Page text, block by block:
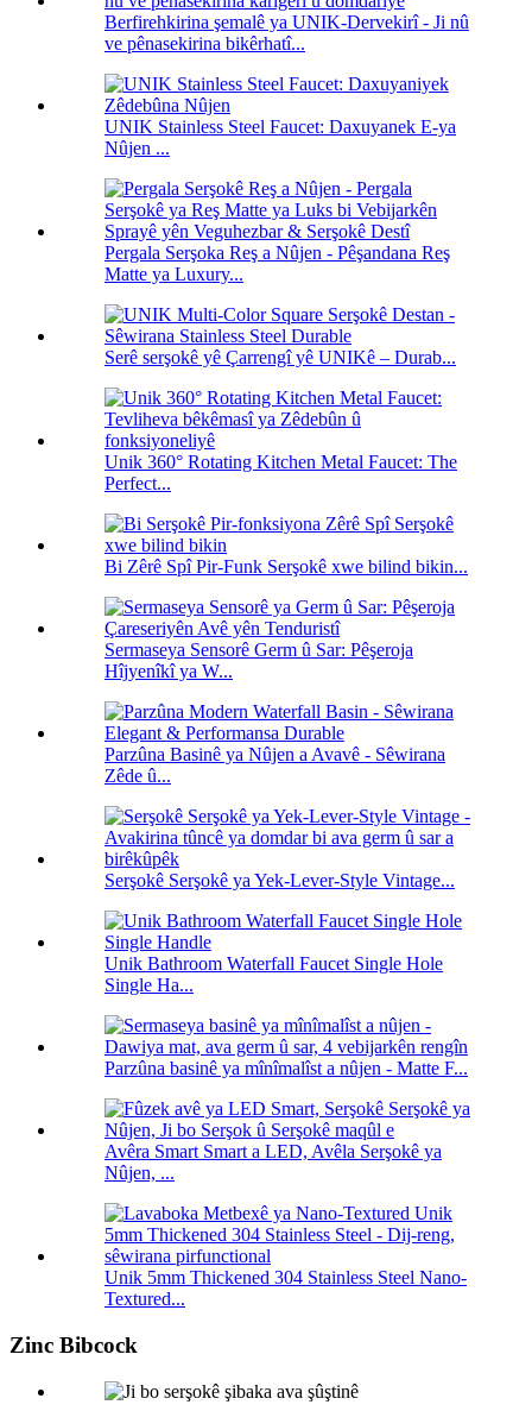
Berfirehkirina şemalê ya UNIK-Dervekirî - Ji nû
ve pênasekirina bikêrhatî...
UNIK Stainless Steel Faucet: Daxuyanek E-ya
Nûjen ...
Pergala Serşoka Reş a Nûjen - Pêşandana Reş
Matte ya Luxury...
Serê serşokê yê Çarrengî yê UNIKê – Durab...
Unik 360° Rotating Kitchen Metal Faucet: The
Perfect...
Bi Zêrê Spî Pir-Funk Serşokê xwe bilind bikin...
Sermaseya Sensorê Germ û Sar: Pêşeroja
Hîjyenîkî ya W...
Parzûna Basinê ya Nûjen a Avavê - Sêwirana
Zêde û...
Serşokê Serşokê ya Yek-Lever-Style Vintage...
Unik Bathroom Waterfall Faucet Single Hole
Single Ha...
Parzûna basinê ya mînîmalîst a nûjen - Matte F...
Avêra Smart Smart a LED, Avêla Serşokê ya
Nûjen, ...
Unik 5mm Thickened 304 Stainless Steel Nano-
Textured...
Zinc Bibcock